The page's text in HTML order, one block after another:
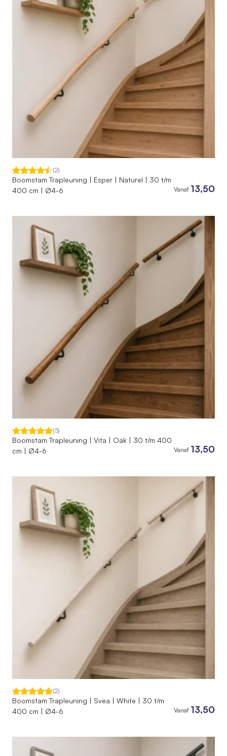
(2)
Boomstam Trapleuning | Esper | Naturel | 30 t/m
400 cm | Ø4-6
Vanaf 13,50
(5)
Boomstam Trapleuning | Vita | Oak | 30 t/m 400
cm | Ø4-6
Vanaf 13,50
(2)
Boomstam Trapleuning | Svea | White | 30 t/m
400 cm | Ø4-6
Vanaf 13,50